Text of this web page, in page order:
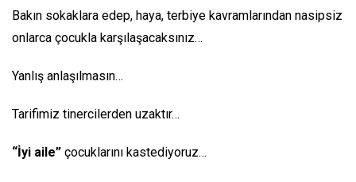
Bakın sokaklara edep, haya, terbiye kavramlarından nasipsiz
onlarca çocukla karşılaşacaksınız…
Yanlış anlaşılmasın…
Tarifimiz tinercilerden uzaktır…
“İyi aile” çocuklarını kastediyoruz…